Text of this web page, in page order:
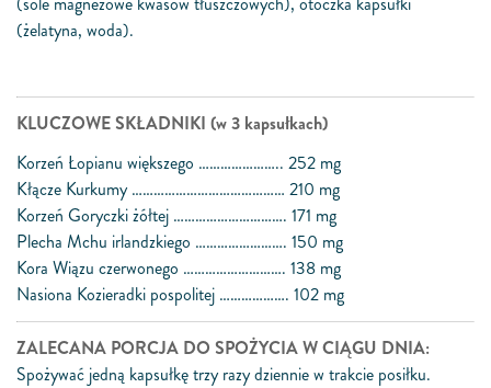
(żelatyna, woda).
KLUCZOWE SKŁADNIKI (w 3 kapsułkach)
Korzeń Łopianu większego ………………….. 252 mg
Kłącze Kurkumy …………………………………… 210 mg
Korzeń Goryczki żółtej …………………………. 171 mg
Plecha Mchu irlandzkiego ……………………. 150 mg
Kora Wiązu czerwonego ………………………. 138 mg
Nasiona Kozieradki pospolitej ………………. 102 mg
ZALECANA PORCJA DO SPOŻYCIA W CIĄGU DNIA:
Spożywać jedną kapsułkę trzy razy dziennie w trakcie posiłku.